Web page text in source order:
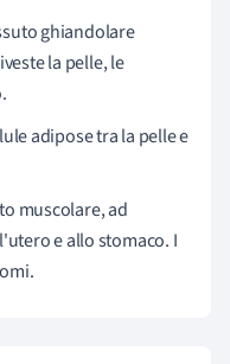
ghiandolare
la pelle, le
adipose tra la pelle e
muscolare, ad
e allo stomaco. I